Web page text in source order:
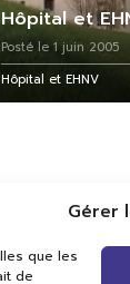
Gérer
que les
de
Hôpital et
Posté le 1 juin 2005
Hôpital et EHNV